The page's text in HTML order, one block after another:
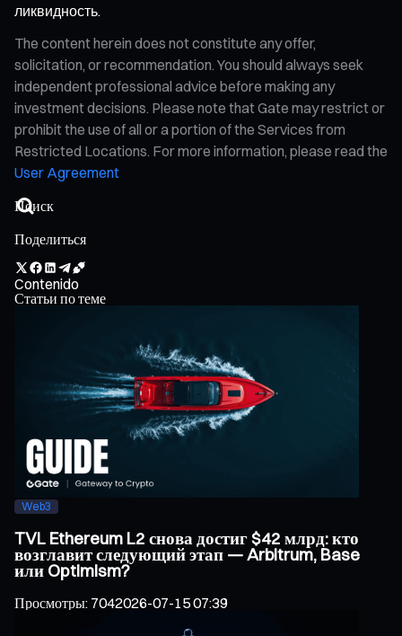
ликвидность.
The content herein does not constitute any offer,
solicitation, or recommendation. You should always seek
independent professional advice before making any
investment decisions. Please note that Gate may restrict or
prohibit the use of all or a portion of the Services from
Restricted Locations. For more information, please read the
User Agreement
Поделиться
Contenido
Статьи по теме
Web3
TVL Ethereum L2 снова достиг $42 млрд: кто
возглавит следующий этап — Arbitrum, Base
или Optimism?
Просмотры: 7042026-07-15 07:39